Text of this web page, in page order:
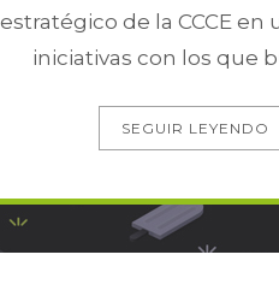
de la CCCE
iniciativas con los que
SEGUIR LEYENDO